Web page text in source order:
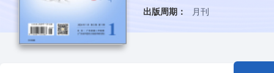
出版周期：
月刊